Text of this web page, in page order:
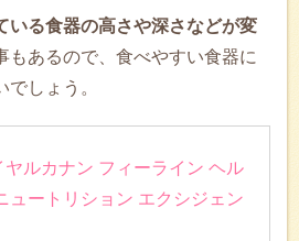
いる食器の高さや深さなどが変
もあるので、食べやすい食器に
しょう。
ヤルカナン フィーライン ヘル
ュートリション エクシジェン